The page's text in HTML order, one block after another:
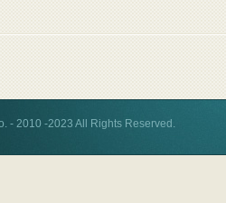
- 2010 -2023 All Rights Reserved.